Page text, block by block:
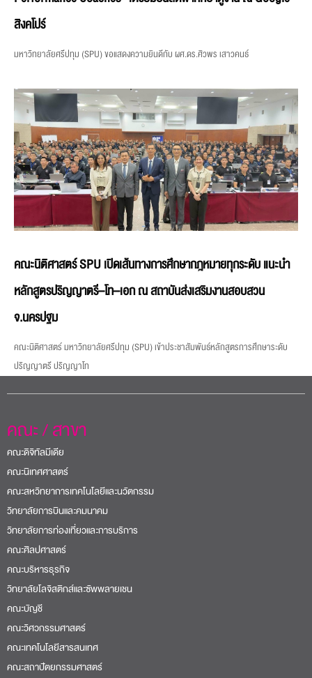
สิงคโปร์
มหาวิทยาลัยศรีปทุม (SPU) ขอแสดงความยินดีกับ ผศ.ดร.ศิวพร เสาวคนธ์
คณะนิติศาสตร์ SPU เปิดเส้นทางการศึกษากฎหมายทุกระดับ แนะนำ
หลักสูตรปริญญาตรี–โท–เอก ณ สถาบันส่งเสริมงานสอบสวน
จ.นครปฐม
คณะนิติศาสตร์ มหาวิทยาลัยศรีปทุม (SPU) เข้าประชาสัมพันธ์หลักสูตรการศึกษาระดับ
ปริญญาตรี ปริญญาโท
คณะ / สาขา
คณะดิจิทัลมีเดีย
คณะนิเทศศาสตร์
คณะสหวิทยาการเทคโนโลยีและนวัตกรรม
วิทยาลัยการบินและคมนาคม
วิทยาลัยการท่องเที่ยวและการบริการ
คณะศิลปศาสตร์
คณะบริหารธุรกิจ
วิทยาลัยโลจิสติกส์และซัพพลายเชน
คณะบัญชี
คณะวิศวกรรมศาสตร์
คณะเทคโนโลยีสารสนเทศ
คณะสถาปัตยกรรมศาสตร์